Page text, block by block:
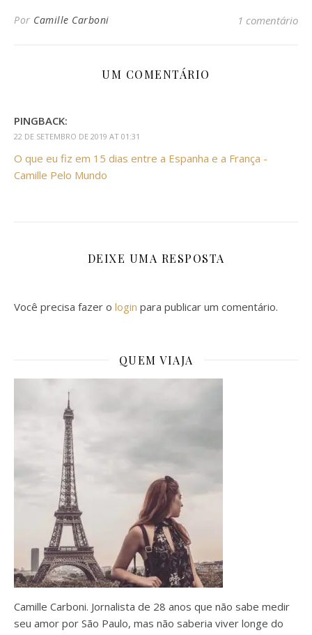
Por Camille Carboni 1 comentário
UM COMENTÁRIO
PINGBACK:
22 DE SETEMBRO DE 2019 AT 01:31
O que eu fiz em 15 dias entre a Espanha e a França -
Camille Pelo Mundo
DEIXE UMA RESPOSTA
Você precisa fazer o login para publicar um comentário.
QUEM VIAJA
Camille Carboni. Jornalista de 28 anos que não sabe medir
seu amor por São Paulo, mas não saberia viver longe do